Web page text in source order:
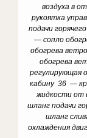
воздуха в
рукоятка
подачи
— сопло
обогрева
обогрева
регулирующая
кабину 36 —
жидкости от
шланг подачи
шланг
охлаждения